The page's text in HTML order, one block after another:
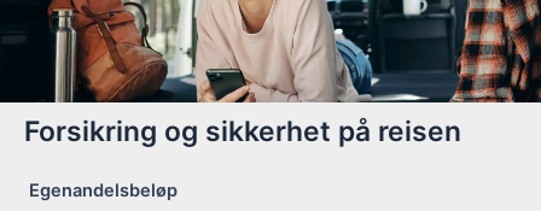
Forsikring og sikkerhet på reisen
Egenandelsbeløp